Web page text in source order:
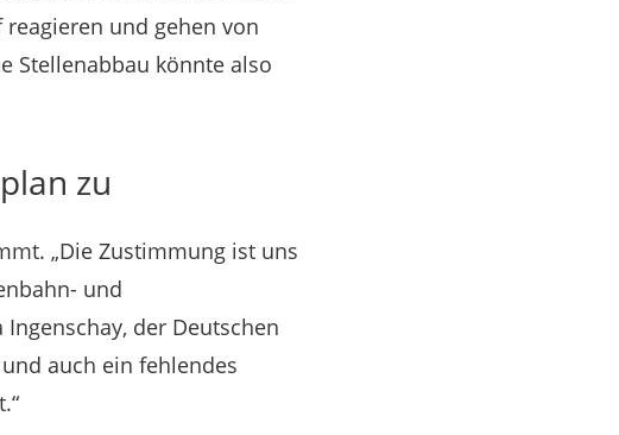
und gehen von
Stellenabbau könnte also
zu
„Die Zustimmung ist uns
und
Ingenschay, der Deutschen
auch ein fehlendes